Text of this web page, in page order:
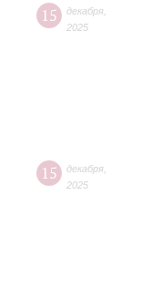
15 декабря
2025
15 декабря
2025